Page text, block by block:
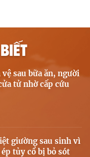
vệ sau bữa ăn, người
tử nhờ cấp cứu
giường sau sinh vì
tủy cổ bị bỏ sót